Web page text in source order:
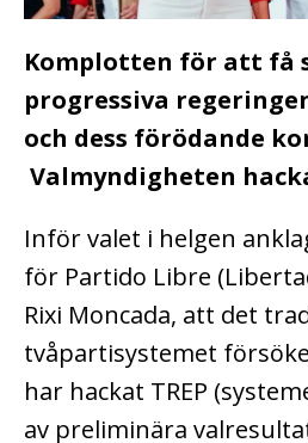
Komplotten för att få
progressiva
och dess förödande
Valmyndigheten
Inför valet i helgen
för Partido Libre
Rixi Moncada, att det
tvåpartisystemet
har hackat TREP
av preliminära